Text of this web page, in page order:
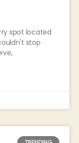
spot located
stop